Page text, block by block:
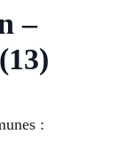
–
: